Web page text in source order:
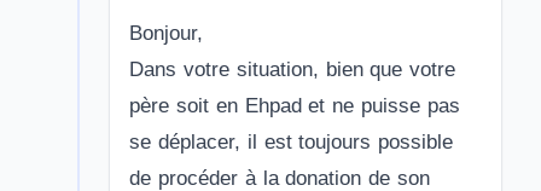
Bonjour,
Dans votre situation, bien que votre
père soit en Ehpad et ne puisse pas
se déplacer, il est toujours possible
de procéder à la donation de son